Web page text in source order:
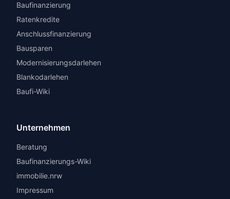
Baufinanzierung
Ratenkredite
Anschlussfinanzierung
Bausparen
Modernisierungsdarlehen
Blankodarlehen
Baufi-Wiki
Unternehmen
Beratung
Baufinanzierungs-Wiki
immobilie.nrw
Impressum